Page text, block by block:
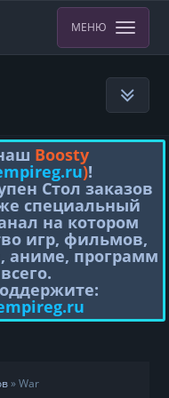
МЕНЮ
Boosty
)!
Стол заказов
специальный
на котором
игр, фильмов,
аниме, программ
» War